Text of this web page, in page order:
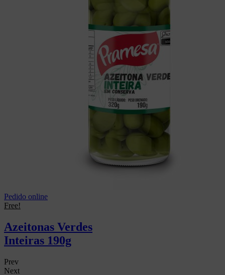
Pedido online
Free!
Azeitonas Verdes
Inteiras 190g
Prev
Next